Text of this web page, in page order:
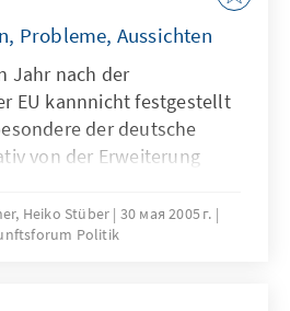
Probleme, Aussichten
Jahr nach der
EU kannnicht festgestellt
der deutsche
von der Erweiterung
beziehungsweise
Heiko Stüber 30 мая 2005 г.
Politik